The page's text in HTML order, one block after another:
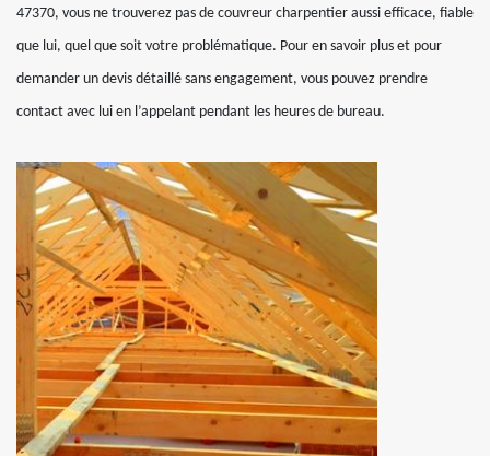
47370, vous ne trouverez pas de couvreur charpentier aussi efficace, fiable
que lui, quel que soit votre problématique. Pour en savoir plus et pour
demander un devis détaillé sans engagement, vous pouvez prendre
contact avec lui en l’appelant pendant les heures de bureau.